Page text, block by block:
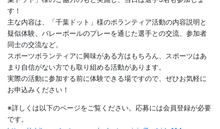
す！
主な内容は、「千葉ドット」様のボランティア活動の内容説明と
疑似体験、バレーボールのプレーを通じた選手との交流、参加者
同士の交流など。
スポーツボランティアに興味がある方はもちろん、スポーツはあ
まり自信がない方でも取り組める活動があります。
実際の活動に参加する前に体験できる場ですので、ぜひお気軽に
お申込みください！
※詳しくは以下のページをご覧ください。応募には会員登録が必要
です。